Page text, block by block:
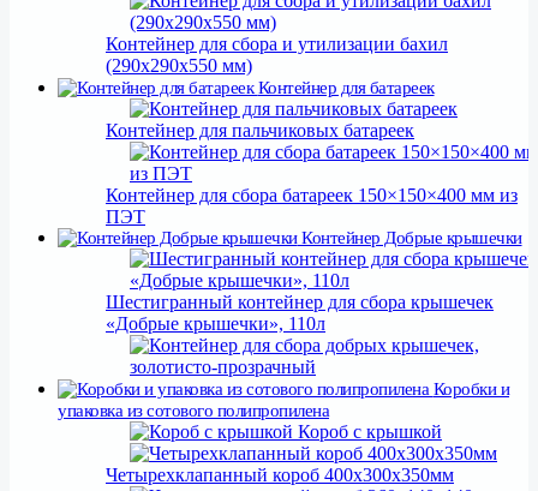
Контейнер для сбора и утилизации бахил
(290х290х550 мм)
Контейнер для сбора блистеров 150×150×400
мм
Урна для
сбора ручек, фломастеров
Урна для
сбора алюминиевых банок
Урна для сбора
дозаторов
сбора паучей, дой-паков
Контейнер для сбора зубных щеток
290х290х840мм
Контейнер для сбора хлебных зажимов
290х290х840мм
Контейнер для батареек
Контейнер для пальчиковых батареек
Контейнер для сбора батареек 150×150×400 мм из
ПЭТ
Контейнер для сбора старых батареек
для сбора батареек, 18л
Контейнер со скосом для сбора батареек
для сбора батареек, 16л
для сбора батареек 16л
Контейнер для использованных батареек, 18л
Контейнер Добрые крышечки
Шестигранный контейнер для сбора крышечек
«Добрые крышечки», 110л
Контейнер для сбора добрых крышечек, золотисто-
прозрачный
Контейнер для акции Добрые крышечки, бело-
Коробки и
упаковка из сотового полипропилена
Короб с крышкой
Четырехклапанный короб 400х300х350мм